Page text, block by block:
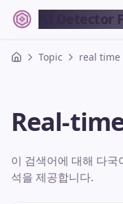
AI Detector
Topic real
Real-
이 검색어에 대해 다
석을 제공합니다.